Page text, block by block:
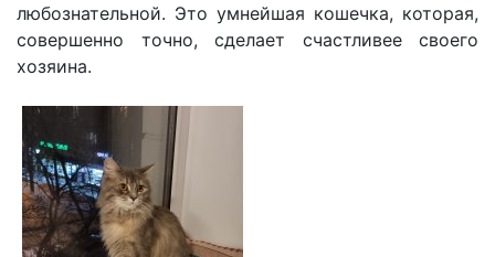
любознательной. Это умнейшая кошечка, которая,
совершенно точно, сделает счастливее своего
хозяина.